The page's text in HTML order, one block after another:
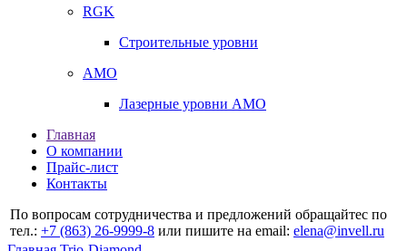
RGK
Строительные уровни
AMO
Лазерные уровни AMO
Главная
О компании
Прайс-лист
Контакты
По вопросам сотрудничества и предложений обращайтес по
тел.: +7 (863) 26‐9999‐8 или пишите на email: elena@invell.ru